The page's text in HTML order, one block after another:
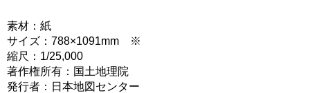
素材：紙
サイズ：788×1091mm ※
縮尺：1/25,000
著作権所有：国土地理院
発行者：日本地図センター